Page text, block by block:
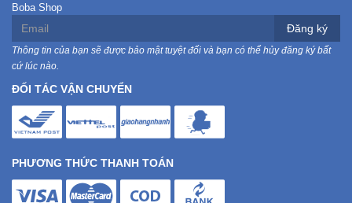
Boba Shop
Đăng ký
Thông tin của bạn sẽ được bảo mật tuyệt đối và bạn có thể hủy đăng ký bất
cứ lúc nào.
ĐỐI TÁC VẬN CHUYỂN
PHƯƠNG THỨC THANH TOÁN